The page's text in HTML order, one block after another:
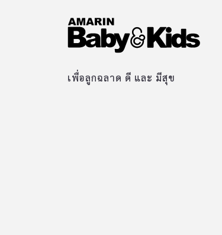
เพื่อลูกฉลาด ดี และ มีสุข